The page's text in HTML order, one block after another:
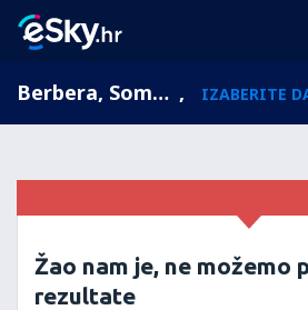
Berbera, Somalija , IZABERITE
Žao nam je, ne možemo
rezultate